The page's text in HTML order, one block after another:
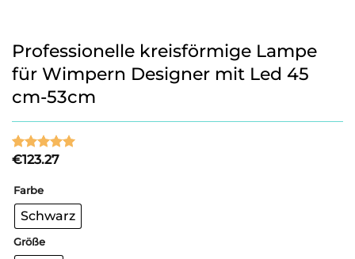
Professionelle kreisförmige Lampe
für Wimpern Designer mit Led 45
cm-53cm
Bewertet
5, basierend
auf
3
Kundenbewertung
€123.27
Farbe
Schwarz
Größe